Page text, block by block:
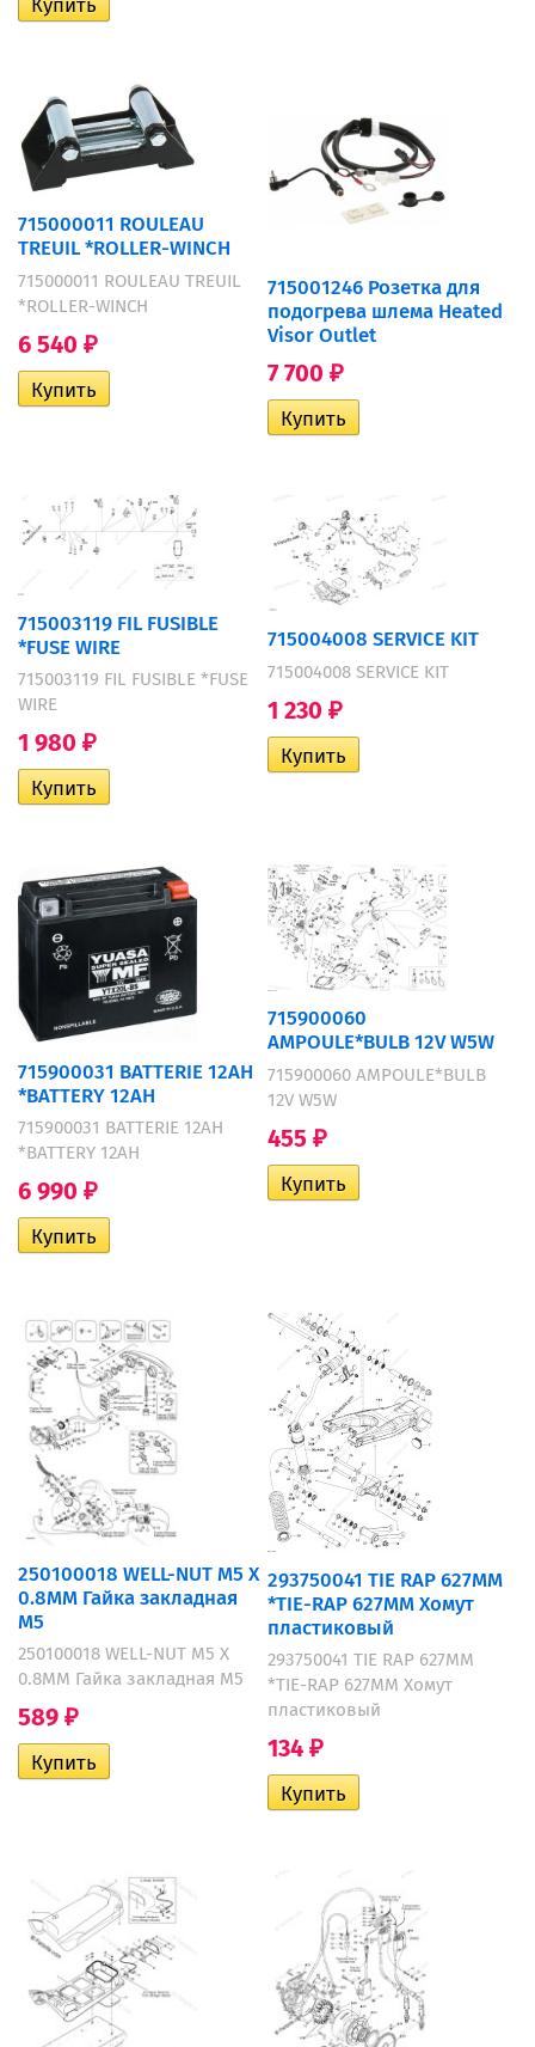
715000011 ROULEAU
TREUIL *ROLLER-WINCH
715000011 ROULEAU TREUIL
*ROLLER-WINCH
6 540 ₽
715001246 Розетка для
подогрева шлема Heated
Visor Outlet
7 700 ₽
715003119 FIL FUSIBLE
*FUSE WIRE
715003119 FIL FUSIBLE *FUSE
WIRE
1 980 ₽
715004008 SERVICE KIT
715004008 SERVICE KIT
1 230 ₽
715900031 BATTERIE 12AH
*BATTERY 12AH
715900031 BATTERIE 12AH
*BATTERY 12AH
6 990 ₽
715900060
AMPOULE*BULB 12V W5W
715900060 AMPOULE*BULB
12V W5W
455 ₽
250100018 WELL-NUT M5 X
0.8MM Гайка закладная
M5
250100018 WELL-NUT M5 X
0.8MM Гайка закладная M5
589 ₽
293750041 TIE RAP 627MM
*TIE-RAP 627MM Хомут
пластиковый
293750041 TIE RAP 627MM
*TIE-RAP 627MM Хомут
пластиковый
134 ₽